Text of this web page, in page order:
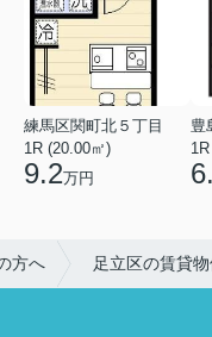
練馬区関町北５丁目
1R (20.00㎡)
9.2万円
豊
方へ 足立区の賃貸